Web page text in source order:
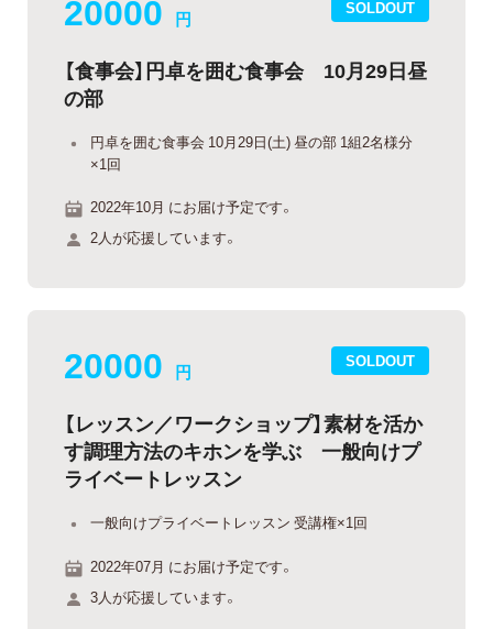
SOLDOUT
円
【食事会】円卓を囲む食事会 10月29日昼
の部
円卓を囲む食事会 10月29日(土) 昼の部 1組2名様分
×1回
2022年10月 にお届け予定です。
2人が応援しています。
SOLDOUT
20000 円
【レッスン／ワークショップ】素材を活か
す調理方法のキホンを学ぶ 一般向けプ
ライベートレッスン
一般向けプライベートレッスン 受講権×1回
2022年07月 にお届け予定です。
3人が応援しています。